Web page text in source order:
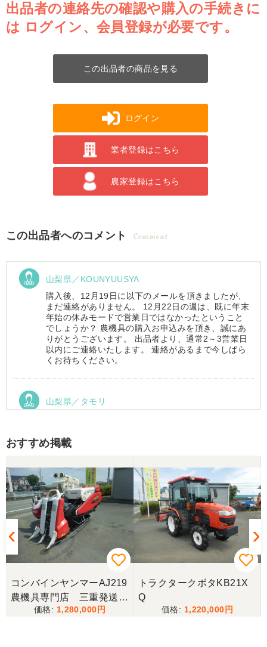
出品者の連絡先の確認や購入の手続きに
は ログイン、会員登録が必要です。
この出品者の商品を見る
ログイン
業者登録はこちら
農家登録はこちら
この出品者へのコメント Comment
山梨県／KOUNYUUSYA
購入後、12月19日に以下のメールを頂きましたが、
まだ連絡がありません。 12月22日の週は、既に年末
年始の休みモードで営業日ではなかったということ
でしょうか？ 農機具の購入お申込みを頂き、誠にあ
りがとうございます。 出品者より、通常2～3営業日
以内にご連絡いたします。 連絡があるまで今しばら
くお待ちください。
山梨県／タモリ
だきます。ありがとうございました。
山梨県／伊藤明久
引き取りに行くまでに 時間が掛かってしまって
待っていて頂き有り難うございました。
山梨県／樋野進悦
メールの返信がなかったので、残念ですが、こちら
おすすめ掲載
コンバインヤンマーAJ219
農機具専門店 三重発送整
備済み
1,280,000
トラクタークボタKB21X
Q
1,220,000